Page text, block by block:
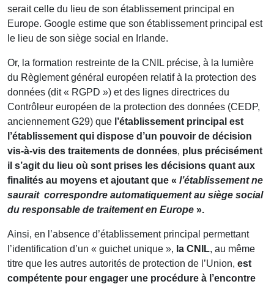
serait celle du lieu de son établissement principal en
Europe. Google estime que son établissement principal est
le lieu de son siège social en Irlande.
Or, la formation restreinte de la CNIL précise, à la lumière
du Règlement général européen relatif à la protection des
données (dit « RGPD ») et des lignes directrices du
Contrôleur européen de la protection des données (CEDP,
anciennement G29) que l’établissement principal est
l’établissement qui dispose d’un pouvoir de décision
vis-à-vis des traitements de données, plus précisément
il s’agit du lieu où sont prises les décisions quant aux
finalités au moyens et ajoutant que « l’établissement ne
saurait correspondre automatiquement au siège social
du responsable de traitement en Europe ».
Ainsi, en l’absence d’établissement principal permettant
l’identification d’un « guichet unique », la CNIL, au même
titre que les autres autorités de protection de l’Union, est
compétente pour engager une procédure à l’encontre